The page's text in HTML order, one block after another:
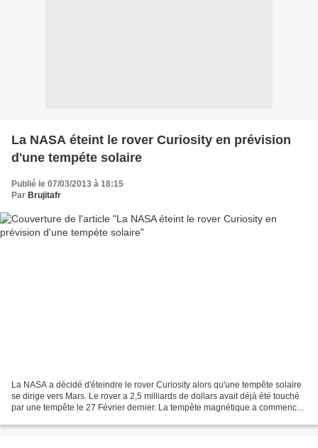
La NASA éteint le rover Curiosity en prévision
d'une tempéte solaire
Publié le 07/03/2013 à 18:15
Par Brujitafr
La NASA a décidé d'éteindre le rover Curiosity alors qu'une tempête solaire
se dirige vers Mars. Le rover a 2,5 milliards de dollars avait déjà été touché
par une tempête le 27 Février dernier. La tempête magnétique a commencé